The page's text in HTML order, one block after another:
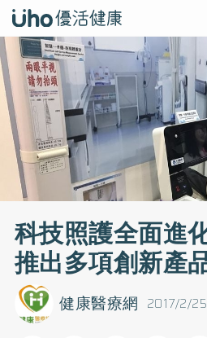
科技照護全面
推出多項創新產
2017/2/
健康醫療網